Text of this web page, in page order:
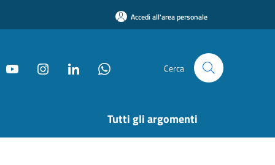
Accedi all'area personale
Cerca
Tutti gli argomenti